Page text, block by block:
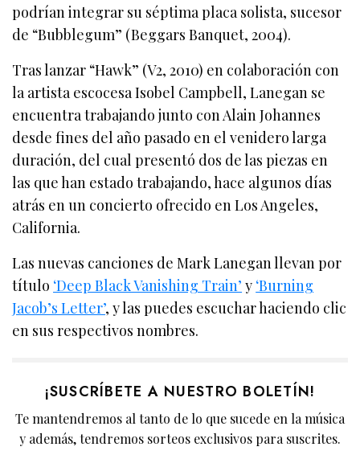
podrían integrar su séptima placa solista, sucesor
de “Bubblegum” (Beggars Banquet, 2004).
Tras lanzar “Hawk” (V2, 2010) en colaboración con
la artista escocesa Isobel Campbell, Lanegan se
encuentra trabajando junto con Alain Johannes
desde fines del año pasado en el venidero larga
duración, del cual presentó dos de las piezas en
las que han estado trabajando, hace algunos días
atrás en un concierto ofrecido en Los Angeles,
California.
Las nuevas canciones de Mark Lanegan llevan por
título ‘Deep Black Vanishing Train’ y ‘Burning
Jacob’s Letter’, y las puedes escuchar haciendo clic
en sus respectivos nombres.
¡SUSCRÍBETE A NUESTRO BOLETÍN!
Te mantendremos al tanto de lo que sucede en la música
y además, tendremos sorteos exclusivos para suscrites.